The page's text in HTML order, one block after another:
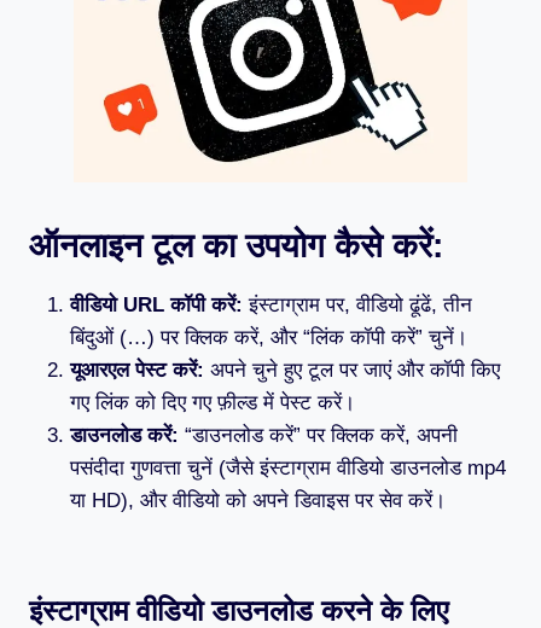
ऑनलाइन टूल का उपयोग कैसे करें:
वीडियो URL कॉपी करें: इंस्टाग्राम पर, वीडियो ढूंढें, तीन
बिंदुओं (…) पर क्लिक करें, और “लिंक कॉपी करें” चुनें।
यूआरएल पेस्ट करें: अपने चुने हुए टूल पर जाएं और कॉपी किए
गए लिंक को दिए गए फ़ील्ड में पेस्ट करें।
डाउनलोड करें: “डाउनलोड करें” पर क्लिक करें, अपनी
पसंदीदा गुणवत्ता चुनें (जैसे इंस्टाग्राम वीडियो डाउनलोड mp4
या HD), और वीडियो को अपने डिवाइस पर सेव करें।
इंस्टाग्राम वीडियो डाउनलोड करने के लिए